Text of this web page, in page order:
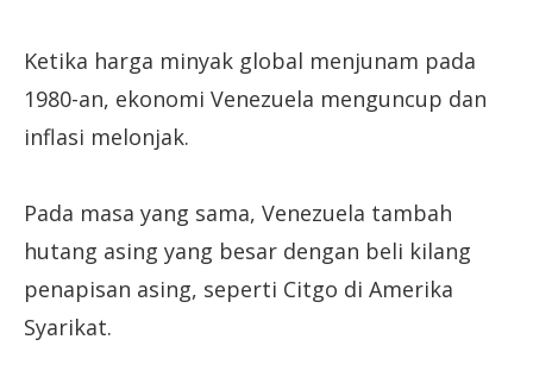
Ketika harga minyak global menjunam pada
1980-an, ekonomi Venezuela menguncup dan
inflasi melonjak.
Pada masa yang sama, Venezuela tambah
hutang asing yang besar dengan beli kilang
penapisan asing, seperti Citgo di Amerika
Syarikat.